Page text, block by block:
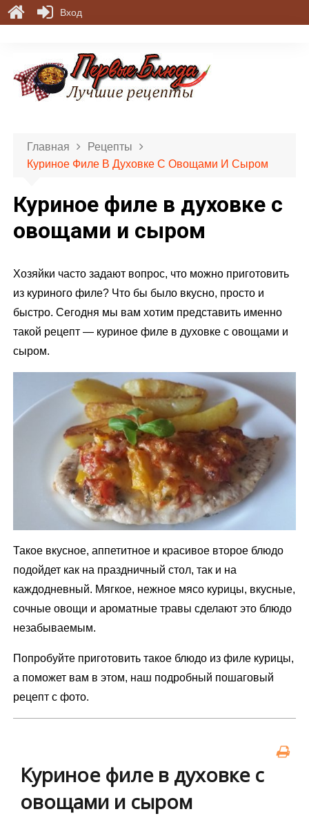
Главная
Рецепты
Куриное Филе В Духовке С Овощами И Сыром
Куриное филе в духовке с
овощами и сыром
Хозяйки часто задают вопрос, что можно приготовить
из куриного филе? Что бы было вкусно, просто и
быстро. Сегодня мы вам хотим представить именно
такой рецепт — куриное филе в духовке с овощами и
сыром.
Такое вкусное, аппетитное и красивое второе блюдо
подойдет как на праздничный стол, так и на
каждодневный. Мягкое, нежное мясо курицы, вкусные,
сочные овощи и ароматные травы сделают это блюдо
незабываемым.
Попробуйте приготовить такое блюдо из филе курицы,
а поможет вам в этом, наш подробный пошаговый
рецепт с фото.
Куриное филе в духовке с
овощами и сыром
Вход